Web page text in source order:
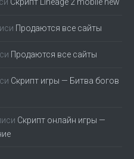
Продаются все сайты
Продаются все сайты
Скрипт игры — Битва богов
Скрипт онлайн игры —